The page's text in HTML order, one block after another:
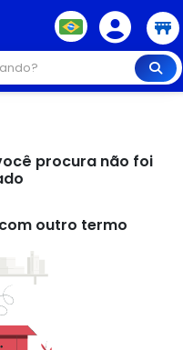
procura não foi
outro termo